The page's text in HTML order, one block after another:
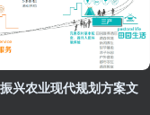
兴农业现代规划方案文